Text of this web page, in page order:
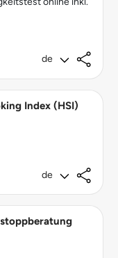
de
Index (HSI)
de